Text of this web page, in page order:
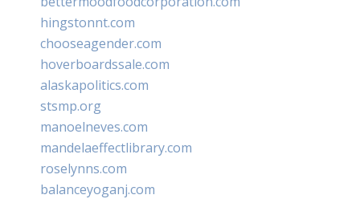
hingstonnt.com
chooseagender.com
hoverboardssale.com
alaskapolitics.com
stsmp.org
manoelneves.com
mandelaeffectlibrary.com
roselynns.com
balanceyoganj.com